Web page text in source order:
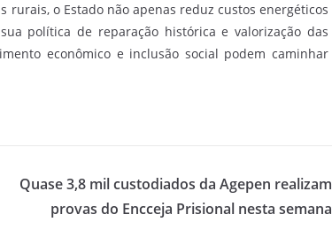
o Estado não apenas reduz custos energéticos
política de reparação histórica e valorização das
econômico e inclusão social podem caminhar
Quase 3,8 mil custodiados da Agepen realizam
provas do Encceja Prisional nesta semana